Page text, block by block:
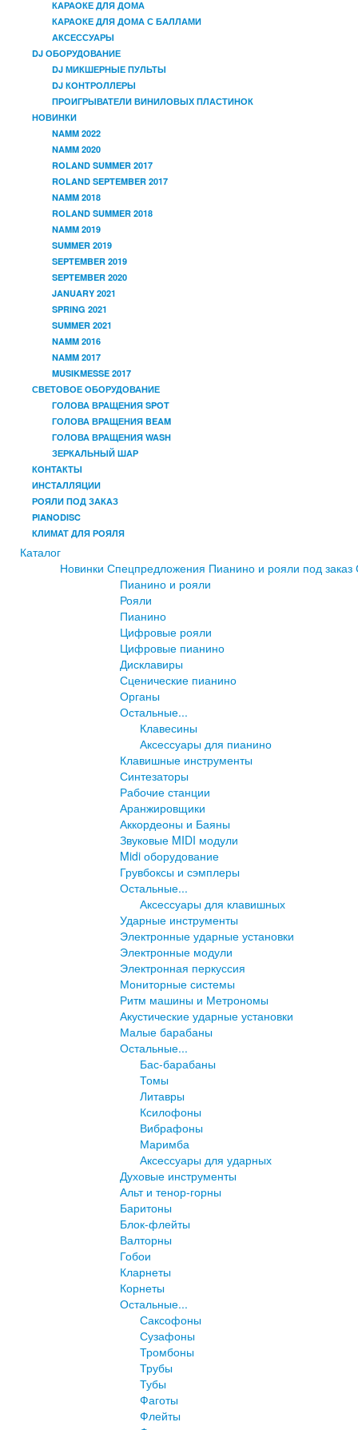
КАРАОКЕ ДЛЯ ДОМА
КАРАОКЕ ДЛЯ ДОМА С БАЛЛАМИ
АКСЕССУАРЫ
DJ ОБОРУДОВАНИЕ
DJ МИКШЕРНЫЕ ПУЛЬТЫ
DJ КОНТРОЛЛЕРЫ
ПРОИГРЫВАТЕЛИ ВИНИЛОВЫХ ПЛАСТИНОК
НОВИНКИ
NAMM 2022
NAMM 2020
ROLAND SUMMER 2017
ROLAND SEPTEMBER 2017
NAMM 2018
ROLAND SUMMER 2018
NAMM 2019
SUMMER 2019
SEPTEMBER 2019
SEPTEMBER 2020
JANUARY 2021
SPRING 2021
SUMMER 2021
NAMM 2016
NAMM 2017
MUSIKMESSE 2017
СВЕТОВОЕ ОБОРУДОВАНИЕ
ГОЛОВА ВРАЩЕНИЯ SPOT
ГОЛОВА ВРАЩЕНИЯ BEAM
ГОЛОВА ВРАЩЕНИЯ WASH
ЗЕРКАЛЬНЫЙ ШАР
КОНТАКТЫ
ИНСТАЛЛЯЦИИ
РОЯЛИ ПОД ЗАКАЗ
PIANODISC
КЛИМАТ ДЛЯ РОЯЛЯ
Каталог
Новинки Спецпредложения Пианино и рояли под заказ
Пианино и рояли
Рояли
Пианино
Цифровые рояли
Цифровые пианино
Дисклавиры
Сценические пианино
Органы
Остальные...
Клавесины
Аксессуары для пианино
Клавишные инструменты
Синтезаторы
Рабочие станции
Аранжировщики
Аккордеоны и Баяны
Звуковые MIDI модули
Midi оборудование
Грувбоксы и сэмплеры
Остальные...
Аксессуары для клавишных
Ударные инструменты
Электронные ударные установки
Электронные модули
Электронная перкуссия
Мониторные системы
Ритм машины и Метрономы
Акустические ударные установки
Малые барабаны
Остальные...
Бас-барабаны
Томы
Литавры
Ксилофоны
Вибрафоны
Маримба
Аксессуары для ударных
Духовые инструменты
Альт и тенор-горны
Баритоны
Блок-флейты
Валторны
Гобои
Кларнеты
Корнеты
Остальные...
Саксофоны
Сузафоны
Тромбоны
Трубы
Тубы
Фаготы
Флейты